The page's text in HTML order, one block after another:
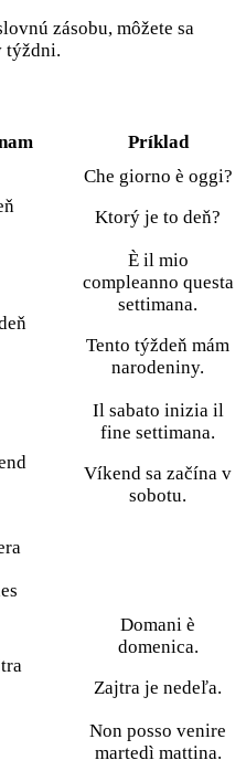
zásobu, môžete sa
týždni.
Príklad
Che giorno è oggi?
Ktorý je to deň?
È il mio
compleanno questa
settimana.
Tento týždeň mám
narodeniny.
Il sabato inizia il
fine settimana.
Víkend sa začína v
sobotu.
Domani è
domenica.
Zajtra je nedeľa.
Non posso venire
martedì mattina.